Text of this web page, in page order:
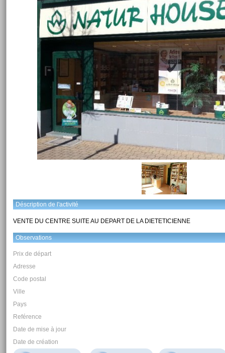
Déscription de l'activité
VENTE DU CENTRE SUITE AU DEPART DE LA DIETETICIENNE
Observations
Prix de départ
Adresse
Code postal
Ville
Pays
Reférence
Date de mise à jour
Date de création